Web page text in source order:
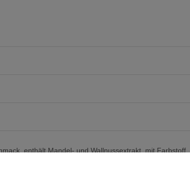
enthält Mandel- und Wallnussextrakt, mit Farbstoff,